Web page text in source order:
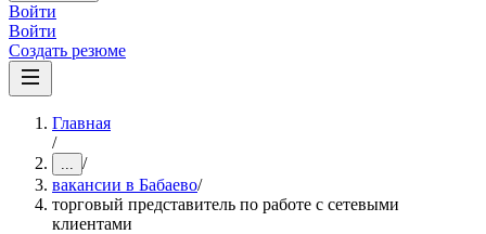
Войти
Войти
Создать резюме
Главная
/
... /
вакансии в Бабаево/
торговый представитель по работе с сетевыми
клиентами